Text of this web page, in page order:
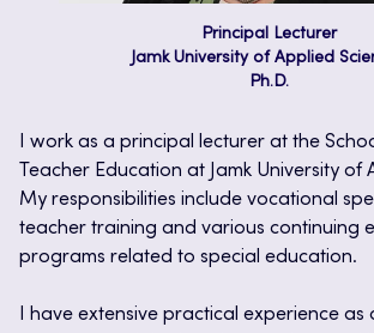
Principal Lecturer
Jamk University of Applied
Ph.D.
I work as a principal lecturer at the
Teacher Education at Jamk University of
My responsibilities include vocational
teacher training and various continuing
programs related to special education.
I have extensive practical experience as